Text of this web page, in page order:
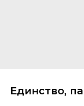
Единство,